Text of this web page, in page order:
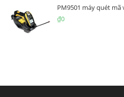
PM9501 máy quét mã
₫0